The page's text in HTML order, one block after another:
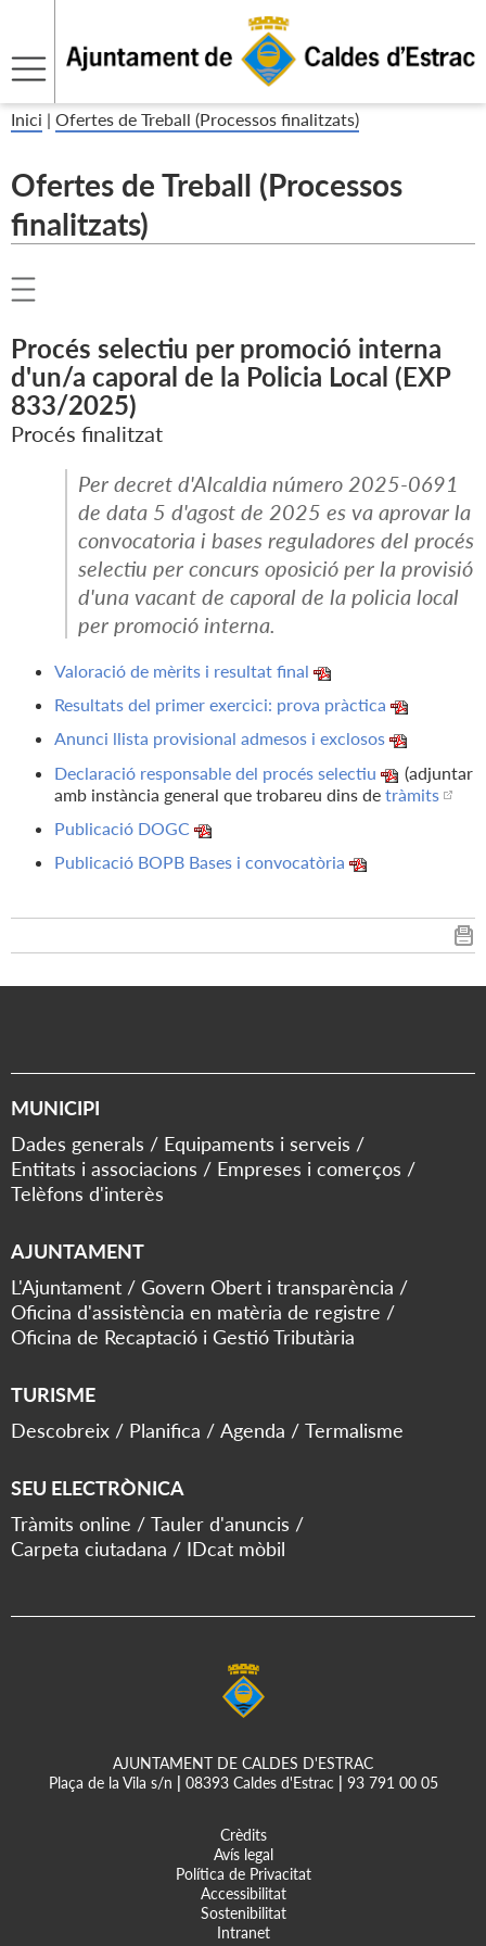
Inici | Ofertes de Treball (Processos finalitzats)
Ofertes de Treball (Processos
finalitzats)
Procés selectiu per promoció interna
d'un/a caporal de la Policia Local (EXP
833/2025)
Procés finalitzat
Per decret d'Alcaldia número 2025-0691
de data 5 d'agost de 2025 es va aprovar la
convocatoria i bases reguladores del procés
selectiu per concurs oposició per la provisió
d'una vacant de caporal de la policia local
per promoció interna.
Valoració de mèrits i resultat final
Resultats del primer exercici: prova pràctica
Anunci llista provisional admesos i exclosos
Declaració responsable del procés selectiu
(adjuntar
amb instància general que trobareu dins de tràmits
Publicació DOGC
Publicació BOPB Bases i convocatòria
MUNICIPI
Dades generals
Equipaments i serveis
Entitats i associacions
Empreses i comerços
Telèfons d'interès
AJUNTAMENT
L'Ajuntament
Govern Obert i transparència
Oficina d'assistència en matèria de registre
Oficina de Recaptació i Gestió Tributària
TURISME
Descobreix
Planifica Agenda Termalisme
SEU ELECTRÒNICA
Tràmits online
Tauler d'anuncis
Carpeta ciutadana
IDcat mòbil
AJUNTAMENT DE CALDES D'ESTRAC
Plaça de la Vila s/n
08393 Caldes d'Estrac 93 791 00 05
Crèdits
Avís legal
Política de Privacitat
Accessibilitat
Sostenibilitat
Intranet